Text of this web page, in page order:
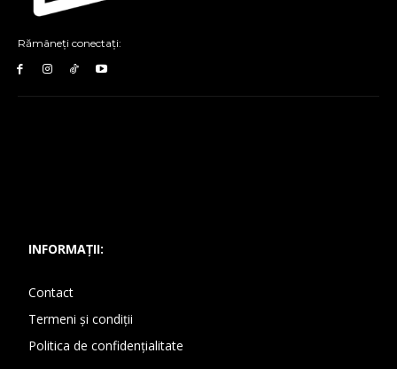
Rămâneți conectați:
INFORMAȚII:
Contact
Termeni și condiții
Politica de confidențialitate